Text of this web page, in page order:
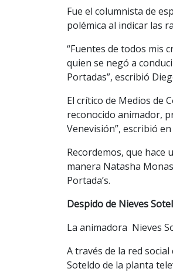
Fue el columnista de
polémica al indicar las
“Fuentes de todos mis
quien se negó a
Portadas”, escribió
El crítico de Medios de
reconocido animador,
Venevisión”, escribió
Recordemos, que hace
manera Natasha
Portada’s.
Despido de Nieves
La animadora Nieves
A través de la red
Soteldo de la planta